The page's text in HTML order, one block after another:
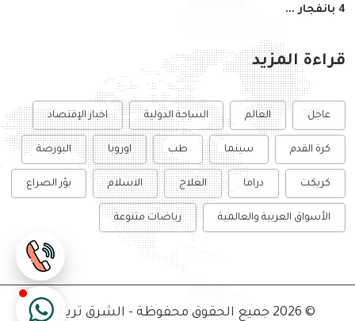
4 بانفجار ...
قراءة المزيد
عاجل العالم الساحة الدولية اخبار الإقتصاد
كرة القدم سينما طب اوروبا البورصة
كريكت دراما العلاج الاسلام بؤر الصراع
الأسواق العربية والعالمية رياضات متنوعة
© 2026 جميع الحقوق محفوظة - الشرق تريبيون